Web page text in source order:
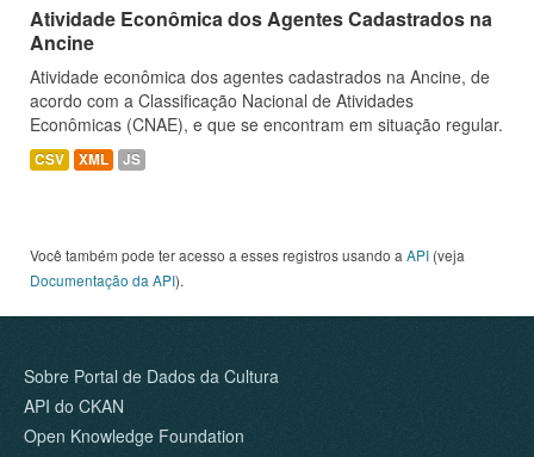
Atividade Econômica dos Agentes Cadastrados na
Ancine
Atividade econômica dos agentes cadastrados na Ancine, de
acordo com a Classificação Nacional de Atividades
Econômicas (CNAE), e que se encontram em situação regular.
CSV XML JS
Você também pode ter acesso a esses registros usando a API (veja
Documentação da API).
Sobre Portal de Dados da Cultura
API do CKAN
Open Knowledge Foundation